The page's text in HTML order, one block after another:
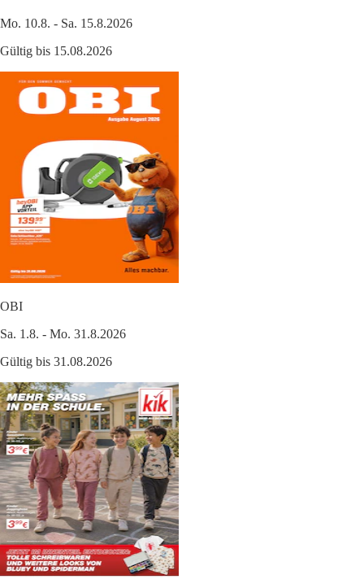
Mo. 10.8. - Sa. 15.8.2026
Gültig bis 15.08.2026
OBI
Sa. 1.8. - Mo. 31.8.2026
Gültig bis 31.08.2026